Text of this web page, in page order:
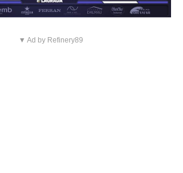
▼ Ad by Refinery89